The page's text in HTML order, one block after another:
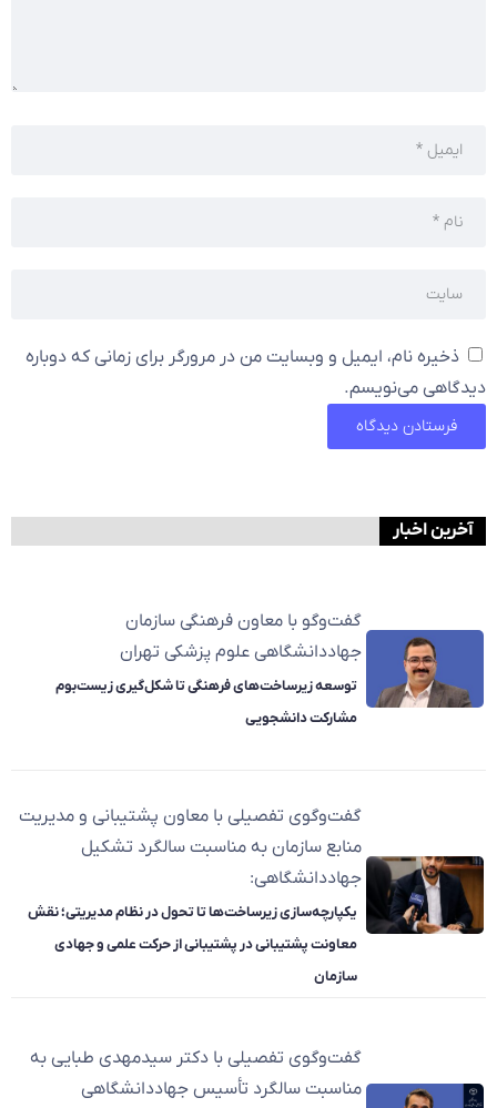
ذخیره نام، ایمیل و وبسایت من در مرورگر برای زمانی که دوباره
دیدگاهی می‌نویسم.
آخرین اخبار
گفت‌وگو با معاون فرهنگی سازمان
جهاددانشگاهی علوم پزشکی تهران
توسعه زیرساخت‌های فرهنگی تا شکل‌گیری زیست‌بوم
مشارکت دانشجویی
گفت‌وگوی تفصیلی با معاون پشتیبانی و مدیریت
منابع سازمان به مناسبت سالگرد تشکیل
جهاددانشگاهی:
یکپارچه‌سازی زیرساخت‌ها تا تحول در نظام مدیریتی؛ نقش
معاونت پشتیبانی در پشتیبانی از حرکت علمی و جهادی
سازمان
گفت‌وگوی تفصیلی با دکتر سیدمهدی طبایی به
مناسبت سالگرد تأسیس جهاددانشگاهی